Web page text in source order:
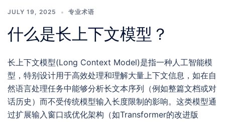
JULY 19, 2025 专业术语
什么是长上下文模型？
长上下文模型(Long Context Model)是指一种人工智能模
型，特别设计用于高效处理和理解大量上下文信息，如在自
然语言处理任务中能够分析长文本序列（例如整篇文档或对
话历史）而不受传统模型输入长度限制的影响。这类模型通
过扩展输入窗口或优化架构（如Transformer的改进版